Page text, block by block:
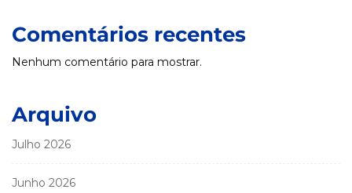
Comentários recentes
Nenhum comentário para mostrar.
Arquivo
Julho 2026
Junho 2026